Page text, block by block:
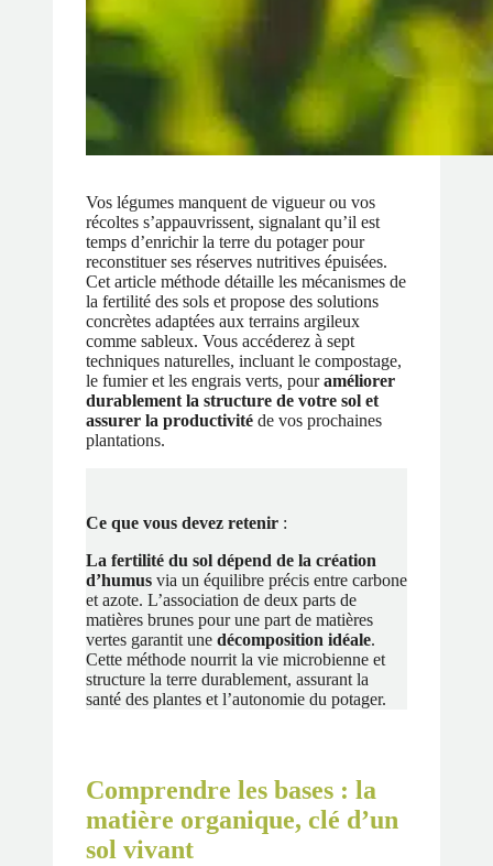
Vos légumes manquent de vigueur ou vos
récoltes s’appauvrissent, signalant qu’il est
temps d’enrichir la terre du potager pour
reconstituer ses réserves nutritives épuisées.
Cet article méthode détaille les mécanismes de
la fertilité des sols et propose des solutions
concrètes adaptées aux terrains argileux
comme sableux. Vous accéderez à sept
techniques naturelles, incluant le compostage,
le fumier et les engrais verts, pouraméliorer
durablement la structure de votre sol et
assurer la productivité de vos prochaines
plantations.
Ce que vous devez retenir :
La fertilité du sol dépend de la création
d’humus via un équilibre précis entre carbone
et azote. L’association de deux parts de
matières brunes pour une part de matières
vertes garantit une décomposition idéale.
Cette méthode nourrit la vie microbienne et
structure la terre durablement, assurant la
santé des plantes et l’autonomie du potager.
Comprendre les bases : la
matière organique, clé d’un
sol vivant